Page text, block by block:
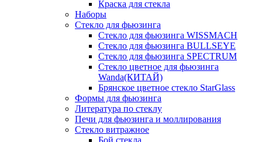
Краска для стекла
Наборы
Стекло для фьюзинга
Стекло для фьюзинга WISSMACH
Стекло для фьюзинга BULLSEYE
Стекло для фьюзинга SPECTRUM
Стекло цветное для фьюзинга
Wanda(КИТАЙ)
Брянское цветное стекло StarGlass
Формы для фьюзинга
Литература по стеклу
Печи для фьюзинга и моллирования
Стекло витражное
Бой стекла